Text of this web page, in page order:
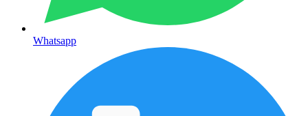
Whatsapp